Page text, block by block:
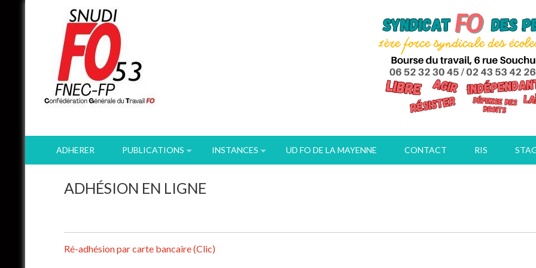
ADHERER PUBLICATIONS INSTANCES UD FO DE LA MAYENNE CONTACT RIS
ADHÉSION EN LIGNE
Ré-adhésion par carte bancaire (Clic)